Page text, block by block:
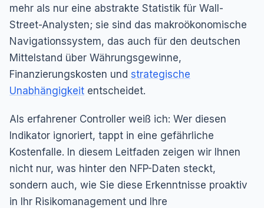
mehr als nur eine abstrakte Statistik für Wall-
Street-Analysten; sie sind das makroökonomische
Navigationssystem, das auch für den deutschen
Mittelstand über Währungsgewinne,
Finanzierungskosten und strategische
Unabhängigkeit entscheidet.
Als erfahrener Controller weiß ich: Wer diesen
Indikator ignoriert, tappt in eine gefährliche
Kostenfalle. In diesem Leitfaden zeigen wir Ihnen
nicht nur, was hinter den NFP-Daten steckt,
sondern auch, wie Sie diese Erkenntnisse proaktiv
in Ihr Risikomanagement und Ihre